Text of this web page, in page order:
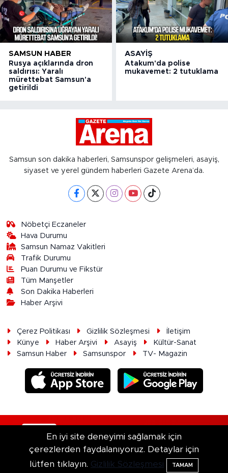
SAMSUN HABER
Rusya açıklarında dron
saldırısı: Yaralı
mürettebat Samsun'a
getirildi
ASAYIŞ
Atakum'da polise
mukavemet: 2 tutuklama
Samsun son dakika haberleri, Samsunspor gelişmeleri, asayiş,
siyaset ve yerel gündem haberleri Gazete Arena’da.
Nöbetçi Eczaneler
Hava Durumu
Samsun Namaz Vakitleri
Trafik Durumu
Puan Durumu ve Fikstür
Tüm Manşetler
Son Dakika Haberleri
Haber Arşivi
Çerez Politikası Gizlilik Sözleşmesi
İletişim
Künye
Haber Arşivi Asayiş
Kültür-Sanat
Samsun Haber
Samsunspor TV- Magazin
RSS Copyright © 2026. Her hakkı saklıdır.
Haber Yazılımı:TE Bilişim
En iyi site deneyimi sağlamak için
çerezlerden faydalanıyoruz. Detaylar için
lütfen tıklayın. Gizlilik Sözleşmesi TAMAM